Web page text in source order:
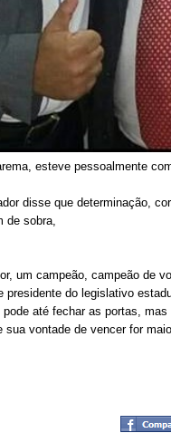
esteve pessoalmente
disse que determinação,
de sobra,
um campeão, campeão de
presidente do legislativo
até fechar as portas,
vontade de vencer for